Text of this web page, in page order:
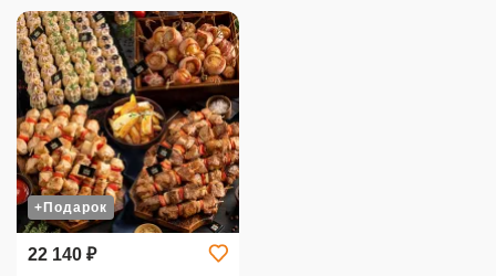
+Подарок
22 140 ₽